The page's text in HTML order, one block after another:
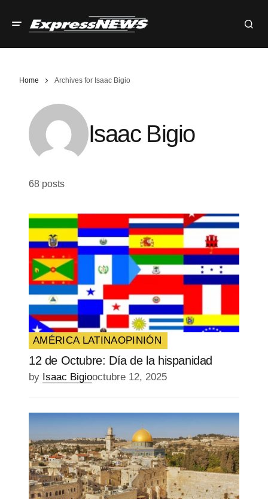
Home Archives for Isaac Bigio
Isaac Bigio
68 posts
AMÉRICA LATINAOPINIÓN
12 de Octubre: Día de la hispanidad
by Isaac Bigiooctubre 12, 2025